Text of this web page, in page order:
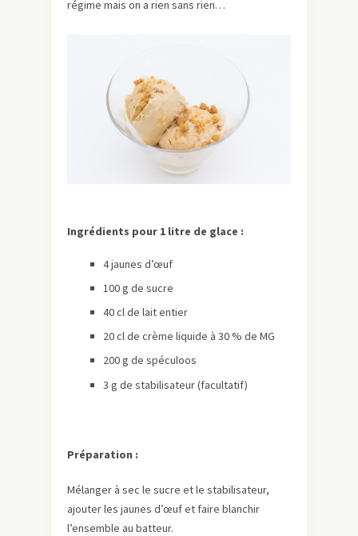
régime mais on a rien sans rien…
Ingrédients pour 1 litre de glace :
4 jaunes d’œuf
100 g de sucre
40 cl de lait entier
20 cl de crème liquide à 30 % de MG
200 g de spéculoos
3 g de stabilisateur (facultatif)
Préparation :
Mélanger à sec le sucre et le stabilisateur,
ajouter les jaunes d’œuf et faire blanchir
l’ensemble au batteur.